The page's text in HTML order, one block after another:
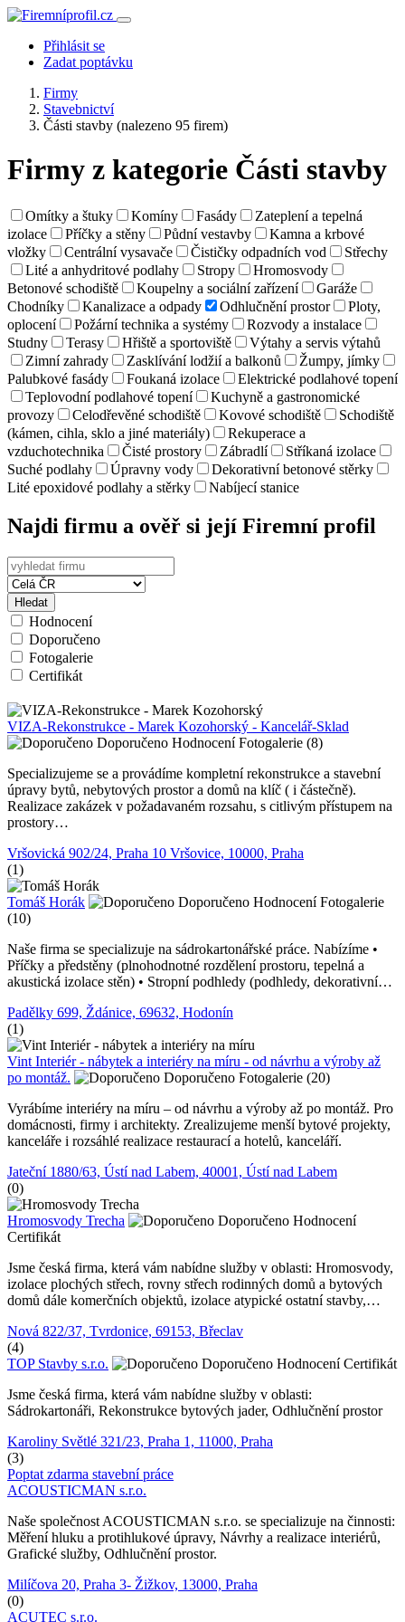
Přihlásit se
Zadat poptávku
Firmy
Stavebnictví
Části stavby (nalezeno 95 firem)
Firmy z kategorie Části stavby
Omítky a štuky Komíny Fasády
Zateplení a tepelná
izolace
Příčky a stěny Půdní vestavby
Kamna a krbové
vložky
Centrální vysavače Čističky odpadních vod
Střechy
Lité a anhydritové podlahy
Stropy
Hromosvody
Betonové schodiště
Koupelny a sociální zařízení
Garáže
Chodníky
Kanalizace a odpady Odhlučnění prostor
Ploty,
oplocení
Požární technika a systémy
Rozvody a instalace
Studny
Terasy Hřiště a sportoviště
Výtahy a servis výtahů
Zimní zahrady
Zasklívání lodžií a balkonů
Žumpy, jímky
Palubkové fasády
Foukaná izolace
Elektrické podlahové topení
Teplovodní podlahové topení
Kuchyně a gastronomické
provozy
Celodřevěné schodiště Kovové schodiště
Schodiště
(kámen, cihla, sklo a jiné materiály)
Rekuperace a
vzduchotechnika
Čisté prostory Zábradlí
Stříkaná izolace
Suché podlahy
Úpravny vody
Dekorativní betonové stěrky
Lité epoxidové podlahy a stěrky
Nabíjecí stanice
Najdi firmu a ověř si její Firemní profil
Hledat
Hodnocení
Doporučeno
Fotogalerie
Certifikát
VIZA-Rekonstrukce - Marek Kozohorský - Kancelář-Sklad
Doporučeno Hodnocení Fotogalerie (8)
Specializujeme se a provádíme kompletní rekonstrukce a stavební
úpravy bytů, nebytových prostor a domů na klíč ( i částečně).
Realizace zakázek v požadavaném rozsahu, s citlivým přístupem na
prostory…
Vršovická 902/24, Praha 10 Vršovice, 10000, Praha
(1)
Tomáš Horák Doporučeno Hodnocení Fotogalerie
(10)
Naše firma se specializuje na sádrokartonářské práce. Nabízíme •
Příčky a předstěny (plnohodnotné rozdělení prostoru, tepelná a
akustická izolace stěn) • Stropní podhledy (podhledy, dekorativní…
Padělky 699, Ždánice, 69632, Hodonín
(1)
Vint Interiér - nábytek a interiéry na míru - od návrhu a výroby až
po montáž.
Doporučeno Fotogalerie (20)
Vyrábíme interiéry na míru – od návrhu a výroby až po montáž. Pro
domácnosti, firmy i architekty. Zrealizujeme menší bytové projekty,
kanceláře i rozsáhlé realizace restaurací a hotelů, kanceláří.
Jateční 1880/63, Ústí nad Labem, 40001, Ústí nad Labem
(0)
Hromosvody Trecha Doporučeno Hodnocení
Certifikát
Jsme česká firma, která vám nabídne služby v oblasti: Hromosvody,
izolace plochých střech, rovny střech rodinných domů a bytových
domů dále komerčních objektů, izolace atypické ostatní stavby,…
Nová 822/37, Tvrdonice, 69153, Břeclav
(4)
TOP Stavby s.r.o.
Doporučeno Hodnocení Certifikát
Jsme česká firma, která vám nabídne služby v oblasti:
Sádrokartonáři, Rekonstrukce bytových jader, Odhlučnění prostor
Karoliny Světlé 321/23, Praha 1, 11000, Praha
(3)
Poptat zdarma stavební práce
ACOUSTICMAN s.r.o.
Naše společnost ACOUSTICMAN s.r.o. se specializuje na činnosti:
Měření hluku a protihlukové úpravy, Návrhy a realizace interiérů,
Grafické služby, Odhlučnění prostor.
Milíčova 20, Praha 3- Žižkov, 13000, Praha
(0)
ACUTEC s.r.o.